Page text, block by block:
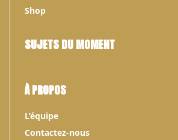
Shop
SUJETS DU MOMENT
À PROPOS
L’équipe
Contactez-nous